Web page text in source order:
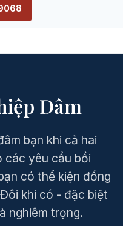
Đâm
bạn khi cả hai
các yêu cầu bồi
có thể kiện đồng
khi có - đặc biệt
nghiêm trọng.